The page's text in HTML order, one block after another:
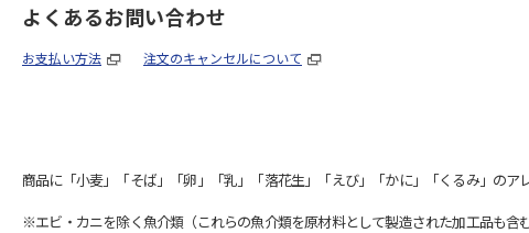
よくあるお問い合わせ
お支払い方法 注文のキャンセルについて
商品に「小麦」「そば」「卵」「乳」「落花生」「えび」「かに」「くるみ」のア
※エビ・カニを除く魚介類（これらの魚介類を原材料として製造された加工品も含